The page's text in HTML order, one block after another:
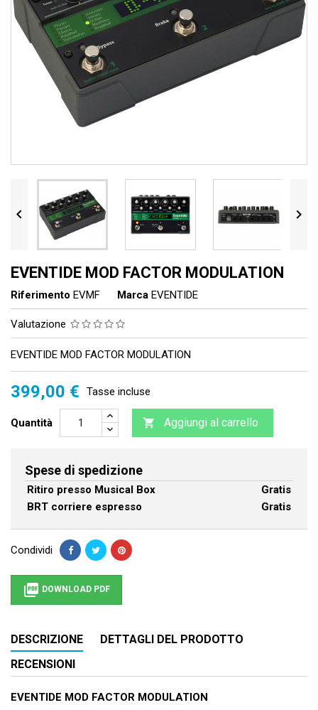
 
EVENTIDE MOD FACTOR MODULATION
Riferimento EVMF Marca EVENTIDE
Valutazione
EVENTIDE MOD FACTOR MODULATION
399,00 € Tasse incluse
Quantità  Aggiungi al carrello
Spese di spedizione
Ritiro presso Musical Box
Gratis
BRT corriere espresso
Gratis
Condividi
 DOWNLOAD PDF
DESCRIZIONE
DETTAGLI DEL PRODOTTO
RECENSIONI
EVENTIDE MOD FACTOR MODULATION